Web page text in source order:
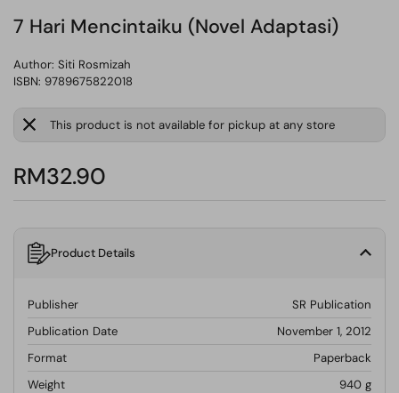
7 Hari Mencintaiku (Novel Adaptasi)
Author: Siti Rosmizah
ISBN: 9789675822018
This product is not available for pickup at any store
RM32.90
Product Details
Publisher
SR Publication
Publication Date
November 1, 2012
Format
Paperback
Weight
940 g